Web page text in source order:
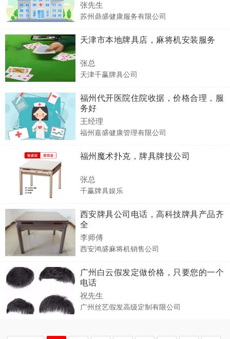
张先生
苏州鼎盛健康服务有限公司
天津市本地牌具店，麻将机安装服务
张总
天津千赢牌具公司
福州代开医院住院收据，价格合理，服
务好
王经理
福州嘉盛健康管理有限公司
福州魔术扑克，牌具牌技公司
张总
千赢牌具娱乐
西安牌具公司电话，高科技牌具产品齐
全
李师傅
西安鸿盛麻将机销售公司
广州白云假发定做价格，只要您的一个
电话
祝先生
广州丝艺假发高级定制有限公司